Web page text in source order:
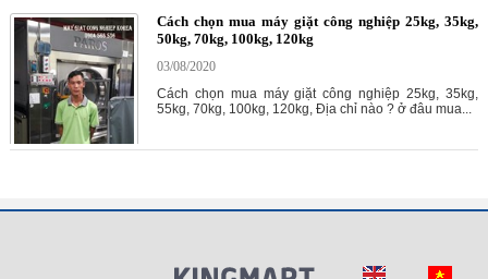
Cách chọn mua máy giặt công nghiệp 25kg, 35kg,
50kg, 70kg, 100kg, 120kg
03/08/2020
Cách chọn mua máy giặt công nghiệp 25kg, 35kg,
55kg, 70kg, 100kg, 120kg, Địa chỉ nào ? ở đâu mua...